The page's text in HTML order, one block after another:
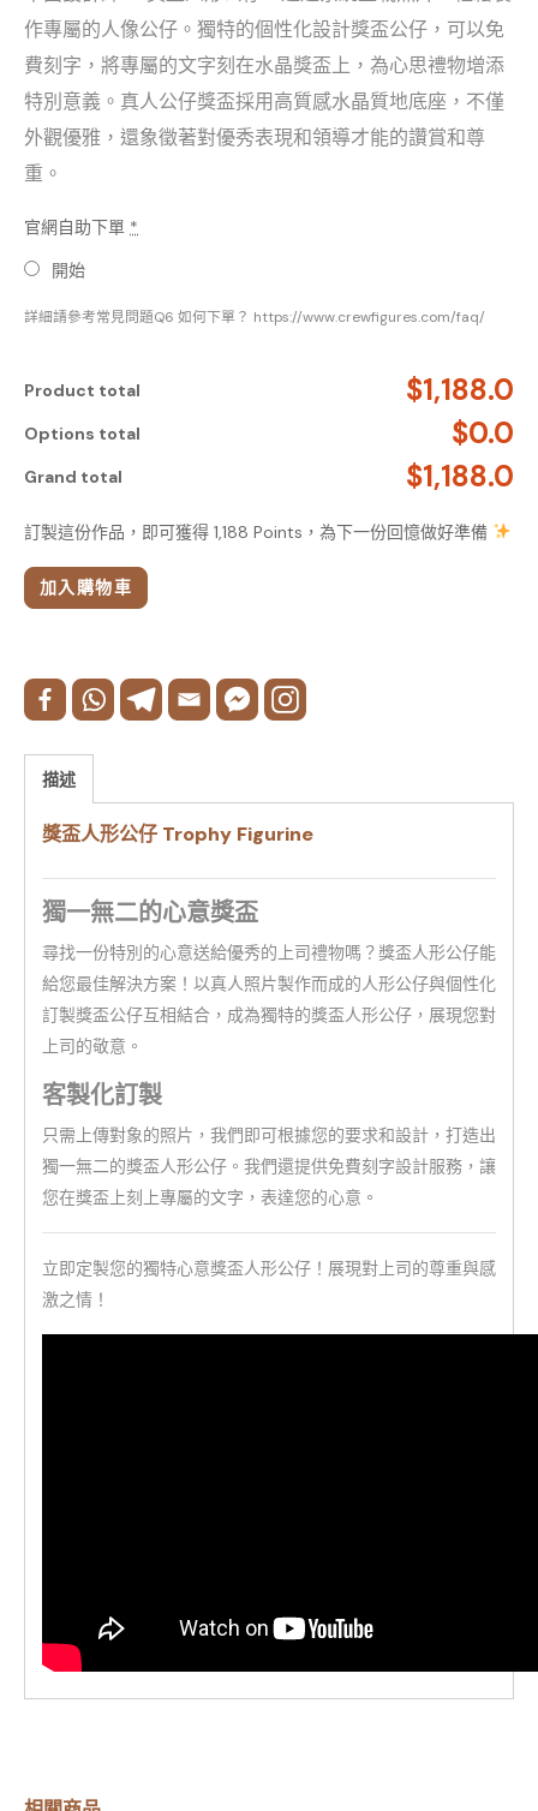
作專屬的人像公仔。獨特的個性化設計獎盃公仔，可以免
費刻字，將專屬的文字刻在水晶獎盃上，為心思禮物增添
特別意義。真人公仔獎盃採用高質感水晶質地底座，不僅
外觀優雅，還象徵著對優秀表現和領導才能的讚賞和尊
重。
官網自助下單 *
開始
詳細請參考常見問題Q6 如何下單？ https://www.crewfigures.com/faq/
Product total $1,188.0
Options total $0.0
Grand total $1,188.0
訂製這份作品，即可獲得 1,188 Points，為下一份回憶做好準備
加入購物車
描述
獎盃人形公仔 Trophy Figurine
獨一無二的心意獎盃
尋找一份特別的心意送給優秀的上司禮物嗎？獎盃人形公仔能
給您最佳解決方案！以真人照片製作而成的人形公仔與個性化
訂製獎盃公仔互相結合，成為獨特的獎盃人形公仔，展現您對
上司的敬意。
客製化訂製
只需上傳對象的照片，我們即可根據您的要求和設計，打造出
獨一無二的獎盃人形公仔。我們還提供免費刻字設計服務，讓
您在獎盃上刻上專屬的文字，表達您的心意。
立即定製您的獨特心意獎盃人形公仔！展現對上司的尊重與感
激之情！